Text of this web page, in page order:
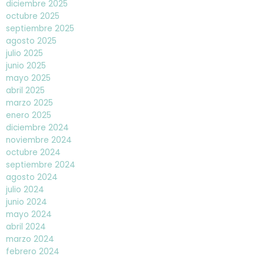
diciembre 2025
octubre 2025
septiembre 2025
agosto 2025
julio 2025
junio 2025
mayo 2025
abril 2025
marzo 2025
enero 2025
diciembre 2024
noviembre 2024
octubre 2024
septiembre 2024
agosto 2024
julio 2024
junio 2024
mayo 2024
abril 2024
marzo 2024
febrero 2024